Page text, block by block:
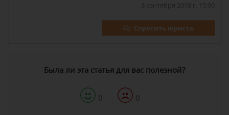
3 сентября 2018 г. 15:00
Спросить юриста
Была ли эта статья для вас полезной?
0 0